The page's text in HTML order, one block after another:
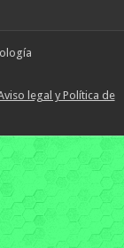
legal y Política de